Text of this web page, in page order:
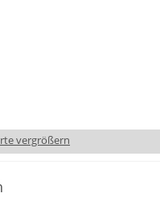
vergrößern